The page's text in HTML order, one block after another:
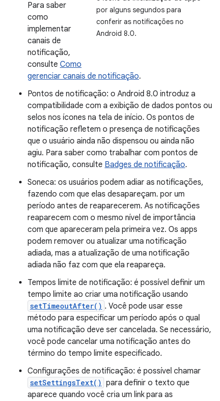
por alguns segundos para
conferir as notificações no
Android 8.0.
Para saber
como
implementar
canais de
notificação,
consulte Como
gerenciar canais de notificação.
Pontos de notificação: o Android 8.0 introduz a
compatibilidade com a exibição de dados pontos ou
selos nos ícones na tela de início. Os pontos de
notificação refletem o presença de notificações
que o usuário ainda não dispensou ou ainda não
agiu. Para saber como trabalhar com pontos de
notificação, consulte Badges de notificação.
Soneca: os usuários podem adiar as notificações,
fazendo com que elas desapareçam. por um
período antes de reaparecerem. As notificações
reaparecem com o mesmo nível de importância
com que apareceram pela primeira vez. Os apps
podem remover ou atualizar uma notificação
adiada, mas a atualização de uma notificação
adiada não faz com que ela reapareça.
Tempos limite de notificação: é possível definir um
tempo limite ao criar uma notificação usando
setTimeoutAfter() . Você pode usar esse
método para especificar um período após o qual
uma notificação deve ser cancelada. Se necessário,
você pode cancelar uma notificação antes do
término do tempo limite especificado.
Configurações de notificação: é possível chamar
setSettingsText() para definir o texto que
aparece quando você cria um link para as